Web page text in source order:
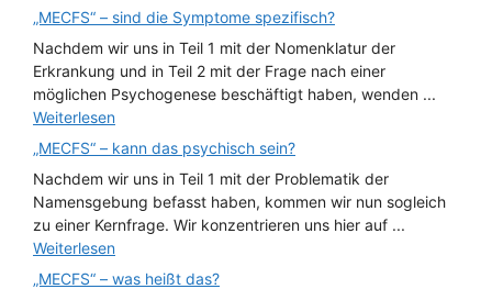
„MECFS“ – sind die Symptome spezifisch?
Nachdem wir uns in Teil 1 mit der Nomenklatur der
Erkrankung und in Teil 2 mit der Frage nach einer
möglichen Psychogenese beschäftigt haben, wenden ...
Weiterlesen
„MECFS“ – kann das psychisch sein?
Nachdem wir uns in Teil 1 mit der Problematik der
Namensgebung befasst haben, kommen wir nun sogleich
zu einer Kernfrage. Wir konzentrieren uns hier auf ...
Weiterlesen
„MECFS“ – was heißt das?